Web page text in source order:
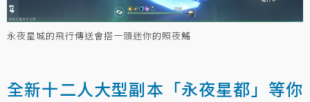
永夜星城的飛行傳送會搭一頭迷你的照夜鰩
全新十二人大型副本「永夜星都」等你